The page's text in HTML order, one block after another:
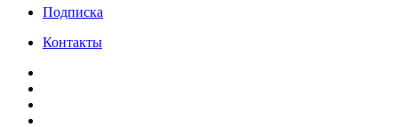
Подписка
Контакты